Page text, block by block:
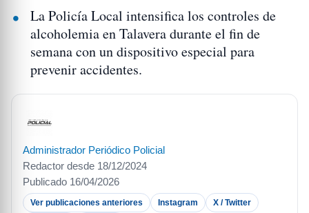
La Policía Local intensifica los controles de
alcoholemia en Talavera durante el fin de
semana con un dispositivo especial para
prevenir accidentes.
Administrador Periódico Policial
Redactor desde 18/12/2024
Publicado 16/04/2026
Ver publicaciones anteriores Instagram
X / Twitter